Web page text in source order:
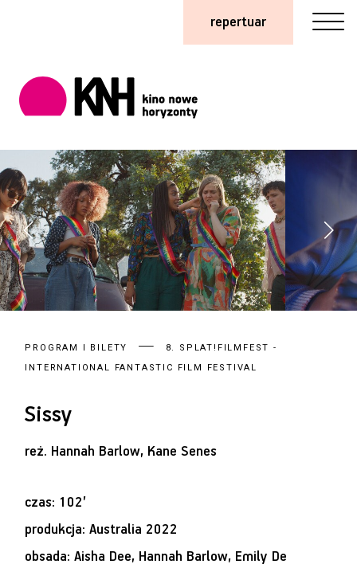
repertuar
PROGRAM I BILETY
8. SPLAT!FILMFEST -
INTERNATIONAL FANTASTIC FILM FESTIVAL
Sissy
reż. Hannah Barlow, Kane Senes
czas: 102’
produkcja: Australia 2022
obsada: Aisha Dee, Hannah Barlow, Emily De